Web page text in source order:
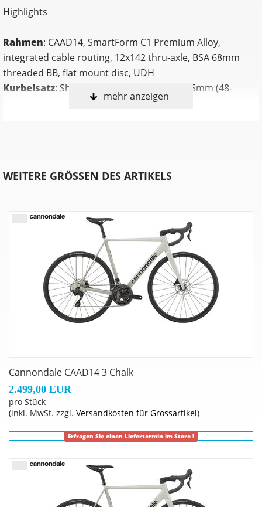
Highlights
Rahmen: CAAD14, SmartForm C1 Premium Alloy,
integrated cable routing, 12x142 thru-axle, BSA 68mm
threaded BB, flat mount disc, UDH
Kurbelsatz: Shimano 105 R7100, 50/34: 165mm (48-
51cm), 170mm (54-56cm) 172.5mm (58-61cm)
offset (56-61cm)
: Shimano 105 R7100 hydraulic disc
Umwerfer vorne: Shimano 105 7100
Umwerfer hinten: Shimano 105 7100, 12-speed
Kassette : Shimano 105 R7100, 11-34, 12-speed
: Vision Trimax Compact: 400mm (48-51), 420mm
(54-56cm), 440mm (58-61)
12x142mm
Pedale: Not included
Reifen: Vittoria Zaffiro, 700x28c
28h
Schalthebel: Shimano 105 R7100, 2x12-speed
: Prologo Nago RS STN
: Cannondale 3, 6061 Alloy, 27.2x350mm,
mehr anzeigen
WEITERE GRÖSSEN DES ARTIKELS
Cannondale CAAD14 3 Chalk
2.499,00 EUR
pro Stück
(inkl. MwSt. zzgl. Versandkosten für Grossartikel)
Erfragen Sie einen Liefertermin im Store !